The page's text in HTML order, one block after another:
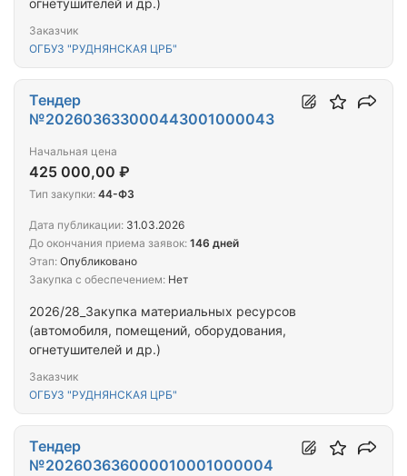
огнетушителей и др.)
Заказчик
ОГБУЗ "РУДНЯНСКАЯ ЦРБ"
2026/28_Закупка материальных ресурсов
(автомобиля, помещений, оборудования,
огнетушителей и др.)
Заказчик
ОГБУЗ "РУДНЯНСКАЯ ЦРБ"
Тендер
№202603633000443001000043
Начальная цена
425 000,00 ₽
Тип закупки: 44-ФЗ
Дата публикации: 31.03.2026
До окончания приема заявок: 146 дней
Этап: Опубликовано
Закупка с обеспечением: Нет
Тендер
№202603636000010001000004